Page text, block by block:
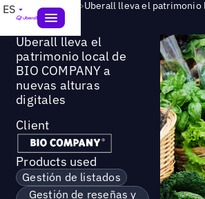
ES Success Story >
Uberall lleva el
patrimonio local de
BIO COMPANY a
nuevas alturas
digitales
Client
Products used
Gestión de listados
Gestión de reseñas y